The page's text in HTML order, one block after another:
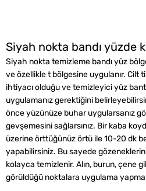
Siyah nokta bandı yüzde
Siyah nokta temizleme bandı yüz
ve özellikle t bölgesine uygulanır. Cilt
ihtiyacı olduğu ve temizleyici yüz
uygulamanız gerektiğini
önce yüzünüze buhar uygularsanız
gevşemesini sağlarsınız. Bir kaba
üzerine örttüğünüz örtü ile 10-20 dk
yapabilirsiniz. Bu sayede
kolayca temizlenir. Alın, burun, çene
görüldüğü noktalara uygulama